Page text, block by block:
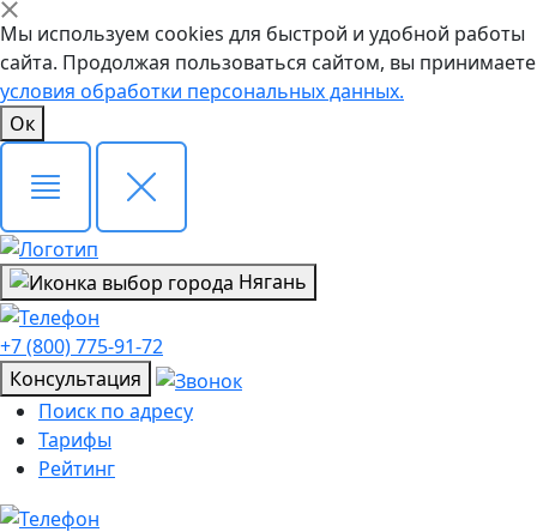
Мы используем cookies для быстрой и удобной работы
сайта. Продолжая пользоваться сайтом, вы принимаете
условия обработки персональных данных.
Ок
Нягань
+7 (800) 775-91-72
Консультация
Поиск по адресу
Тарифы
Рейтинг